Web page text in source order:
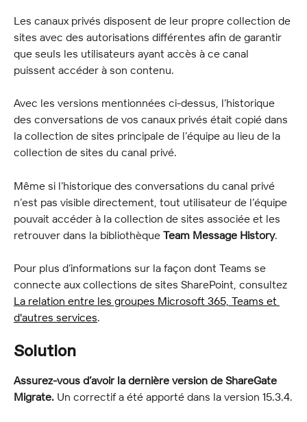
Les canaux privés disposent de leur propre collection de
sites avec des autorisations différentes afin de garantir
que seuls les utilisateurs ayant accès à ce canal
puissent accéder à son contenu.
Avec les versions mentionnées ci-dessus, l’historique
des conversations de vos canaux privés était copié dans
la collection de sites principale de l’équipe au lieu de la
collection de sites du canal privé.
Même si l’historique des conversations du canal privé
n’est pas visible directement, tout utilisateur de l’équipe
pouvait accéder à la collection de sites associée et les
retrouver dans la bibliothèque Team Message History.
Pour plus d’informations sur la façon dont Teams se
connecte aux collections de sites SharePoint, consultez
La relation entre les groupes Microsoft 365, Teams et
d'autres services.
Solution
Assurez-vous d’avoir la dernière version de ShareGate
Migrate. Un correctif a été apporté dans la version 15.3.4.